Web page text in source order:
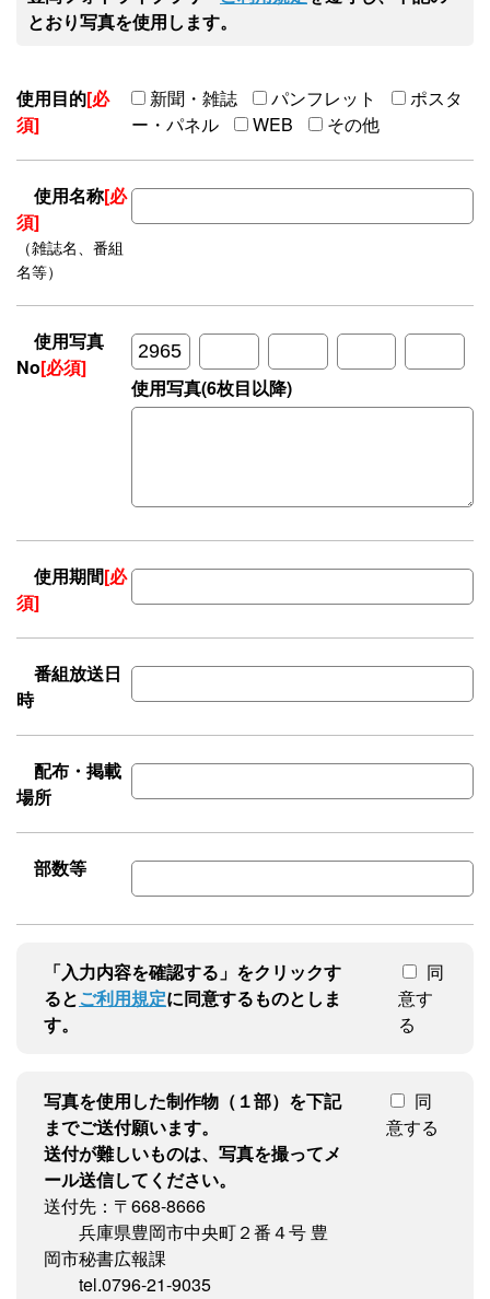
とおり写真を使用します。
使用目的[必
須]
新聞・雑誌 パンフレット
ポスタ
ー・パネル
WEB その他
使用名称[必
須]
（雑誌名、番組
名等）
使用写真
No[必須]
使用写真(6枚目以降)
使用期間[必
須]
番組放送日
時
配布・掲載
場所
部数等
「入力内容を確認する」をクリックす
るとご利用規定に同意するものとしま
す。
同
意す
る
写真を使用した制作物（１部）を下記
までご送付願います。
送付が難しいものは、写真を撮ってメ
ール送信してください。
送付先：〒668-8666
兵庫県豊岡市中央町２番４号 豊
岡市秘書広報課
tel.0796-21-9035
同
意する